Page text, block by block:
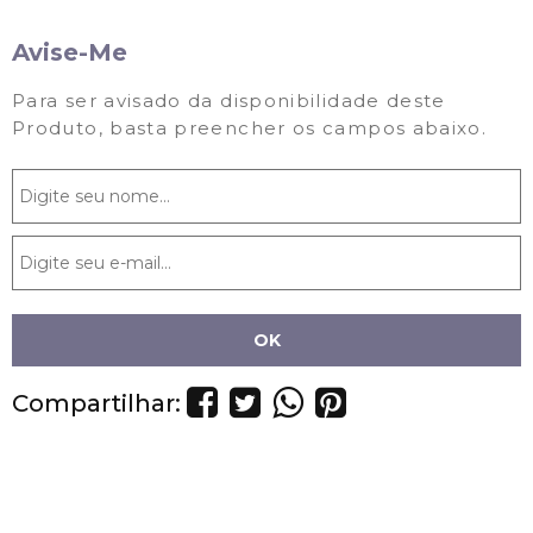
Avise-Me
Para ser avisado da disponibilidade deste
Produto, basta preencher os campos abaixo.
Compartilhar: